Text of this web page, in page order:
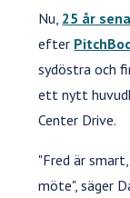
Nu, 25 år
efter
sydöstra och
ett nytt
Center Drive.
"Fred är
möte", säger